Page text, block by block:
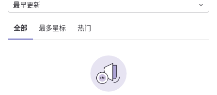
全部 最多星标 热门
最早更新